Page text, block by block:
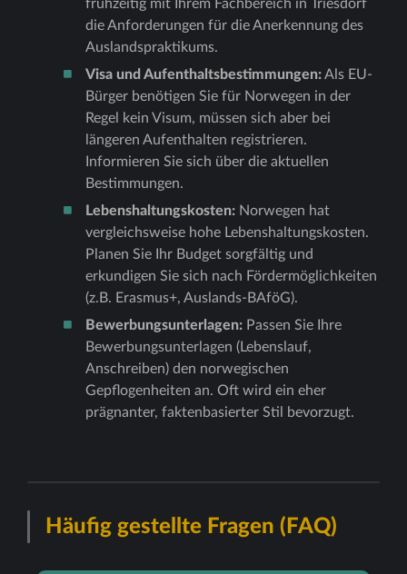
frühzeitig mit Ihrem Fachbereich in Triesdorf
die Anforderungen für die Anerkennung des
Auslandspraktikums.
Visa und Aufenthaltsbestimmungen:Als EU-
Bürger benötigen Sie für Norwegen in der
Regel kein Visum, müssen sich aber bei
längeren Aufenthalten registrieren.
Informieren Sie sich über die aktuellen
Bestimmungen.
Lebenshaltungskosten: Norwegen hat
vergleichsweise hohe Lebenshaltungskosten.
Planen Sie Ihr Budget sorgfältig und
erkundigen Sie sich nach Fördermöglichkeiten
(z.B. Erasmus+, Auslands-BAföG).
Bewerbungsunterlagen: Passen Sie Ihre
Bewerbungsunterlagen (Lebenslauf,
Anschreiben) den norwegischen
Gepflogenheiten an. Oft wird ein eher
prägnanter, faktenbasierter Stil bevorzugt.
Häufig gestellte Fragen (FAQ)